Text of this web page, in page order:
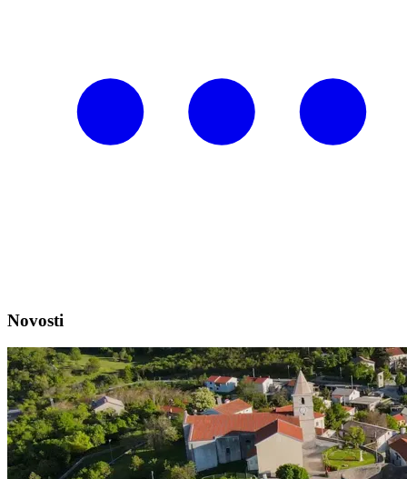
Novosti